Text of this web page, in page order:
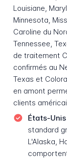
Louisiane,
Minnesota,
Caroline du
Tennessee,
de traitement
confirmés au
Texas et
en amont
clients
États-Unis
standard
L'Alaska,